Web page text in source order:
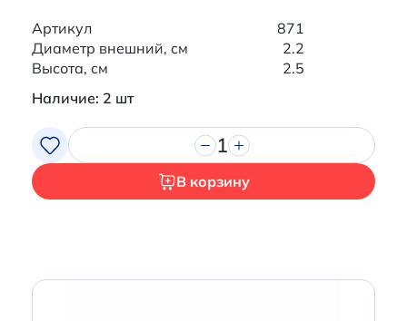
Артикул
871
Диаметр внешний, см
2.2
Высота, см
2.5
Наличие: 2 шт
1
В корзину